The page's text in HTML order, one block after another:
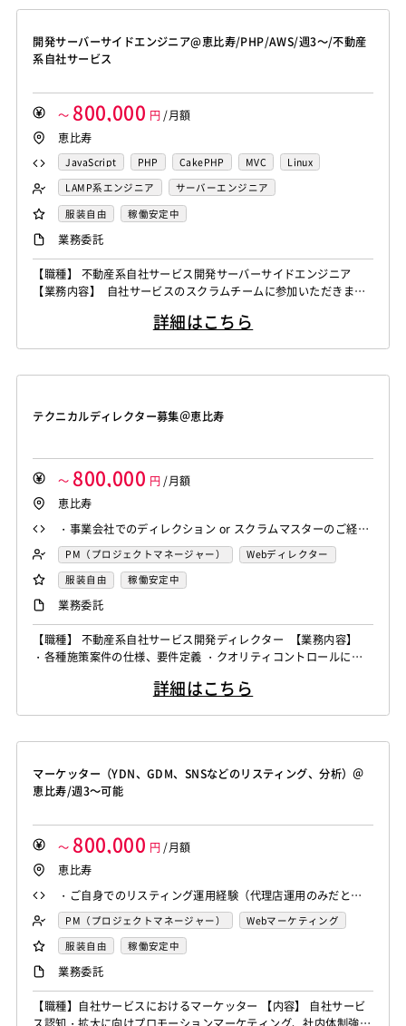
イナーから指示...
開発サーバーサイドエンジニア@恵比寿/PHP/AWS/週3～/不動産
系自社サービス
～ 800,000 円 /月額
恵比寿
JavaScript PHP CakePHP MVC
Linux
Oracle
MySQL AWS Node.js
TypeScript
React.js
Elasticsearch
LAMP系エンジニア
サーバーエンジニア
バックエンドエンジニア（サーバーサイド）
服装自由 稼働安定中
業務委託
【職種】 不動産系自社サービス開発サーバーサイドエンジニア
【業務内容】 自社サービスのスクラムチームに参加いただきま
実装・開発 ・AWSを中心としたインフラの設計・開発 ・新技術導
詳細はこちら
テクニカルディレクター募集＠恵比寿
～ 800,000 円 /月額
恵比寿
・事業会社でのディレクション or スクラムマスターのご経験
・エンジニアのご経験 ・コミュニケーションスキル
PM（プロジェクトマネージャー）
Webディレクター
服装自由
稼働安定中
業務委託
【職種】 不動産系自社サービス開発ディレクター 【業務内容】
・各種施策案件の仕様、要件定義 ・クオリティコントロールによ
ントの運営、ファシリ、提案 期待したいところ ・開発組織の士気
詳細はこちら
マーケッター（YDN、GDM、SNSなどのリスティング、分析）＠
恵比寿/週3～可能
～ 800,000 円 /月額
恵比寿
・ご自身でのリスティング運用経験（代理店運用のみだと厳
しいです） ・コミュニケーションスキル ・GDN、YDN、SNS
リスティング、Googleアナリティクスいずれかのうち2つ以上
PM（プロジェクトマネージャー）
Webマーケティング
服装自由
稼働安定中
業務委託
【職種】自社サービスにおけるマーケッター 【内容】 自社サービ